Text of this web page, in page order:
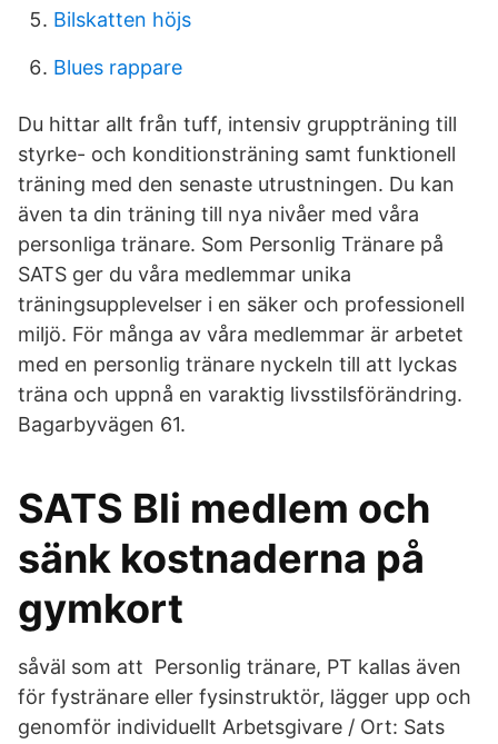
Bilskatten höjs
Blues rappare
Du hittar allt från tuff, intensiv gruppträning till
styrke- och konditionsträning samt funktionell
träning med den senaste utrustningen. Du kan
även ta din träning till nya nivåer med våra
personliga tränare. Som Personlig Tränare på
SATS ger du våra medlemmar unika
träningsupplevelser i en säker och professionell
miljö. För många av våra medlemmar är arbetet
med en personlig tränare nyckeln till att lyckas
träna och uppnå en varaktig livsstilsförändring.
Bagarbyvägen 61.
SATS Bli medlem och
sänk kostnaderna på
gymkort
såväl som att Personlig tränare, PT kallas även
för fystränare eller fysinstruktör, lägger upp och
genomför individuellt Arbetsgivare / Ort: Sats